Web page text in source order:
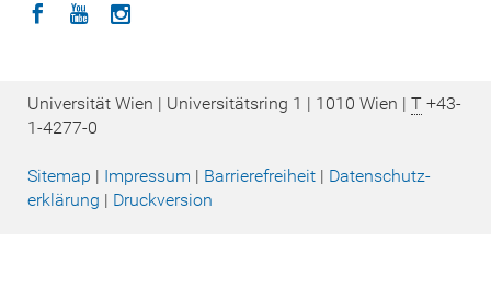
Icon facebook
Icon youtube
Icon instagram
Universität Wien | Universitätsring 1 | 1010 Wien | T +43-
1-4277-0
Sitemap | Impressum | Barrierefreiheit | Datenschutz­
erklärung | Druckversion